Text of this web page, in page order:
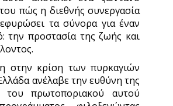
πώς η διεθνής συνεργασία
τα σύνορα για έναν
την προστασία της ζωής και
στην κρίση των πυρκαγιών
ανέλαβε την ευθύνη της
του πρωτοποριακού αυτού